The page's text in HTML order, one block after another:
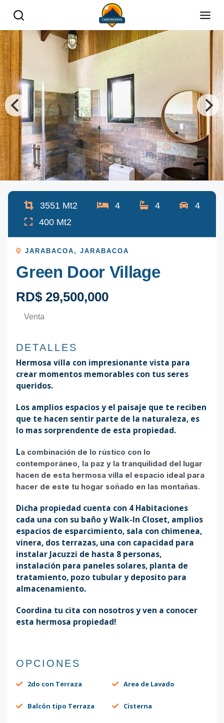
3551 Mt2 4 4
4
400 Mt2
JARABACOA ,JARABACOA
Green Door Village
RD$ 29,500,000
Venta
DETALLES
Hermosa villa con impresionante vista para
crear momentos memorables con tus seres
queridos.
Los amplios espacios y el paisaje que te reciben
que te hacen sentir parte de la naturaleza, es
lo mas sorprendente de esta propiedad.
La combinación de lo rústico con lo
contemporáneo, la paz y la tranquilidad del lugar
hacen de esta hermosa villa el espacio ideal para
hacer de este tu hogar soñado en las montañas.
Dicha propiedad cuenta con 4 Habitaciones
cada una con su baño y Walk-In Closet, amplios
espacios de esparcimiento, sala con chimenea,
vinera, dos terrazas, una con capacidad para
instalar Jacuzzi de hasta 8 personas,
instalación para paneles solares, planta de
tratamiento, pozo tubular y deposito para
almacenamiento.
Coordina tu cita con nosotros y ven a conocer
esta hermosa propiedad!
OPCIONES
2do con Terraza Area de Lavado
Balcón tipo Terraza Cisterna